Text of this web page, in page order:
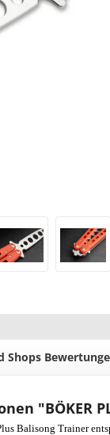
Shops
"BÖKER
Balisong Trainer